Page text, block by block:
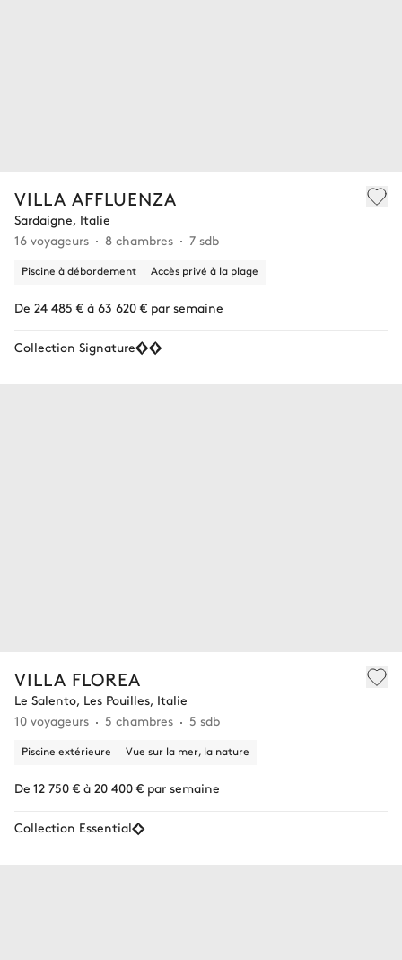
VILLA AFFLUENZA
Sardaigne, Italie
16 voyageurs
8 chambres 7 sdb
Piscine à débordement Accès privé à la plage
De 24 485 € à 63 620 € par semaine
Collection Signature
VILLA FLOREA
Le Salento, Les Pouilles, Italie
10 voyageurs
5 chambres 5 sdb
Piscine extérieure Vue sur la mer, la nature
De 12 750 € à 20 400 € par semaine
Collection Essential